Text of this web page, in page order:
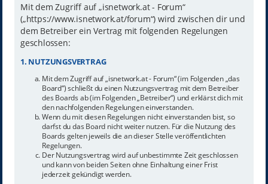
Mit dem Zugriff auf „isnetwork.at - Forum“
(„https://www.isnetwork.at/forum“) wird zwischen dir und
dem Betreiber ein Vertrag mit folgenden Regelungen
geschlossen:
1. NUTZUNGSVERTRAG
Mit dem Zugriff auf „isnetwork.at - Forum“ (im Folgenden „das
Board“) schließt du einen Nutzungsvertrag mit dem Betreiber
des Boards ab (im Folgenden „Betreiber“) und erklärst dich mit
den nachfolgenden Regelungen einverstanden.
Wenn du mit diesen Regelungen nicht einverstanden bist, so
darfst du das Board nicht weiter nutzen. Für die Nutzung des
Boards gelten jeweils die an dieser Stelle veröffentlichten
Regelungen.
Der Nutzungsvertrag wird auf unbestimmte Zeit geschlossen
und kann von beiden Seiten ohne Einhaltung einer Frist
jederzeit gekündigt werden.